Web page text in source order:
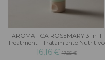
AROMATICA ROSEMARY 3-in-1
Treatment - Tratamiento Nutritivo
16,16 €17,95 €